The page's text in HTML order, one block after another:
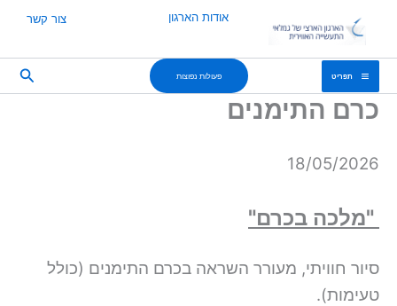
אודות הארגון צור קשר
תפריט פעולות נפוצות
כרם התימנים
18/05/2026
"מלכה בכרם"
סיור חוויתי, מעורר השראה בכרם התימנים (כולל
טעימות).